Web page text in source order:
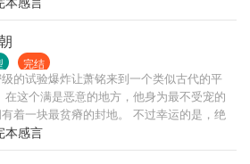
饮酒，不涂饰香油，不听视歌舞，不坐高
食非时食，不蓄金银财宝。破十戒……
这些戒律？……乔渊买了几根花炮，点燃
蚁窝。嘭～一道道爆炸声传来。【破戒刀
】【破戒刀法熟练度+1】【破戒刀法熟练
原来，这就是破戒刀法的修炼方式！”“我
”
完结
的试验爆炸让萧铭来到一个类似古代的平
在这个满是恶意的地方，他身为最不受宠的
着一块最贫瘠的封地。 不过幸运的是，绝
个名为科技晶石的物品跟随他一起来到这
有了升级科技树的能力。 于是，他在自己
本感言